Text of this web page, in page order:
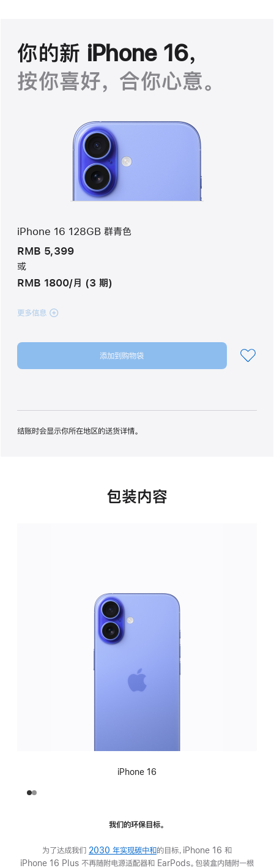
你的新 iPhone 16，
按你喜好， 合你心意。
iPhone 16 128GB 群青色
RMB 5,399
或
RMB 1800/月 (3 期)
更多信息 (iPhone 16
ultramarine
付
添加到购物袋
结账时会显示你所在地区的送货详情。
包装内容
iPhone 16
我们的环保目标。
为了达成我们 2030 年实现碳中和的目标，iPhone 16 和
iPhone 16 Plus 不再随附电源适配器和 EarPods。包装盒内随附一根